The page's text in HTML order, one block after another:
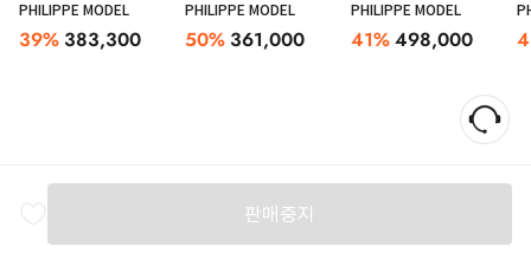
PHILIPPE MODEL
39% 383,300
PHILIPPE MODEL
50% 361,000
PHILIPPE MODEL
41%498,000
판매중지